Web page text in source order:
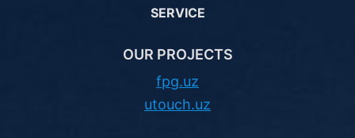
SERVICE
OUR PROJECTS
fpg.uz
utouch.uz